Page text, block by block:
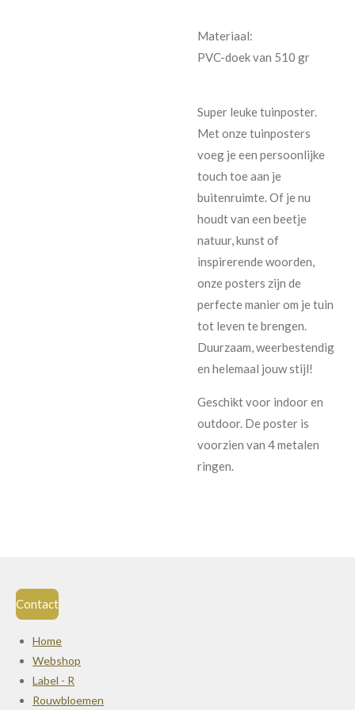
Materiaal:
PVC-doek van 510 gr
Super leuke tuinposter.
Met onze tuinposters
voeg je een persoonlijke
touch toe aan je
buitenruimte. Of je nu
houdt van een beetje
natuur, kunst of
inspirerende woorden,
onze posters zijn de
perfecte manier om je tuin
tot leven te brengen.
Duurzaam, weerbestendig
en helemaal jouw stijl!
Geschikt voor indoor en
outdoor. De poster is
voorzien van 4 metalen
ringen.
Contact
Home
Webshop
Label - R
Rouwbloemen